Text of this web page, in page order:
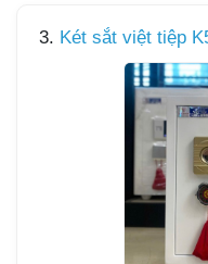
3. Két sắt việt tiệp